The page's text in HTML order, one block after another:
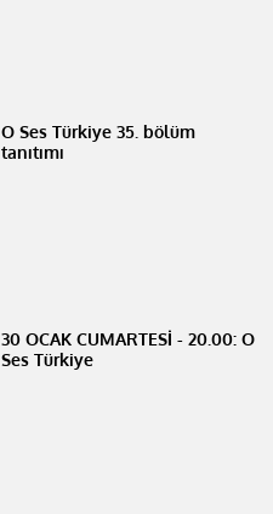
O Ses Türkiye 35. bölüm
tanıtımı
30 OCAK CUMARTESİ - 20.00: O
Ses Türkiye